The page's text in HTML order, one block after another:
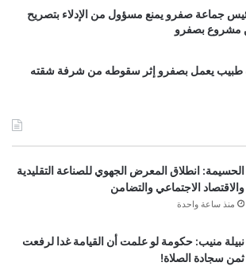
رئيس جماعة صفرو يمنع مسؤول من الإدلاء بتصريح
مشروع بصفرو
طبيب يعمل بصفرو إثر سقوطه من شرفة شقته
الحسيمة: انطلاق المعرض الجهوي للصناعة التقليدية
والاقتصاد الاجتماعي والتضامن
منذ ساعة واحدة
نبيلة منيب: حكومة لو علمت أن القيامة غدا لرفعت
ثمن سجادة الصلاة!